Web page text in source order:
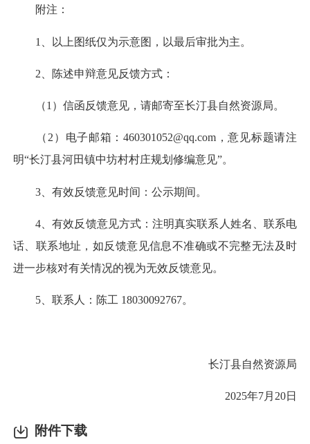
附注：
1、以上图纸仅为示意图，以最后审批为主。
2、陈述申辩意见反馈方式：
（1）信函反馈意见，请邮寄至长汀县自然资源局。
（2）电子邮箱：460301052@qq.com，意见标题请注
明“长汀县河田镇中坊村村庄规划修编意见”。
3、有效反馈意见时间：公示期间。
4、有效反馈意见方式：注明真实联系人姓名、联系电
话、联系地址，如反馈意见信息不准确或不完整无法及时
进一步核对有关情况的视为无效反馈意见。
5、联系人：陈工 18030092767。
长汀县自然资源局
2025年7月20日
附件下载